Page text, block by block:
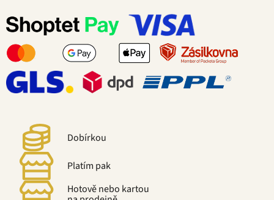
Dobírkou
Platím pak
Hotově nebo kartou